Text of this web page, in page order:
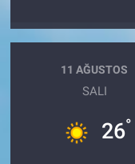
11 AĞUSTOS
SALI
26°